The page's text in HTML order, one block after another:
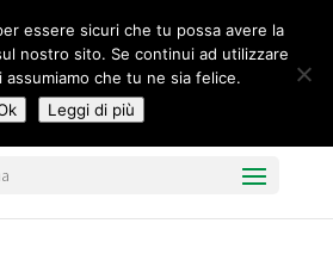
essere sicuri che tu possa avere la
nostro sito. Se continui ad utilizzare
che tu ne sia felice.
Leggi di più